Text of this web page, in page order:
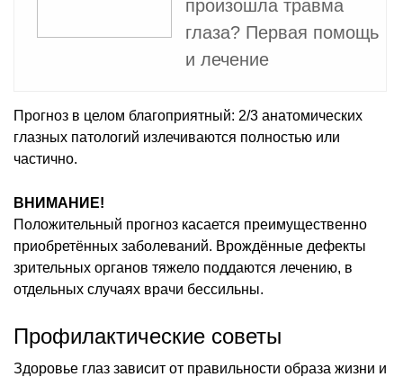
произошла травма
глаза? Первая помощь
и лечение
Прогноз в целом благоприятный: 2/3 анатомических
глазных патологий излечиваются полностью или
частично.
ВНИМАНИЕ!
Положительный прогноз касается преимущественно
приобретённых заболеваний. Врождённые дефекты
зрительных органов тяжело поддаются лечению, в
отдельных случаях врачи бессильны.
Профилактические советы
Здоровье глаз зависит от правильности образа жизни и